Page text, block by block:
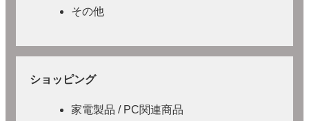
その他
ショッピング
家電製品 / PC関連商品